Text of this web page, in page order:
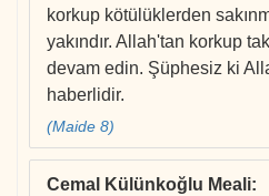
korkup kötülüklerden
yakındır. Allah'tan korkup
devam edin. Şüphesiz ki
haberlidir.
(Maide 8)
Cemal Külünkoğlu Meali: